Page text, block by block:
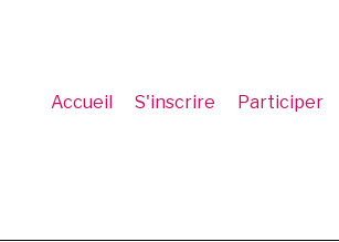
Accueil S'inscrire Participer